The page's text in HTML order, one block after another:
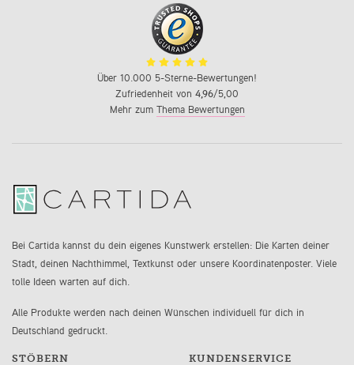
Über 10.000 5-Sterne-Bewertungen!
Zufriedenheit von 4,96/5,00
Mehr zum Thema Bewertungen
Bei Cartida kannst du dein eigenes Kunstwerk erstellen: Die Karten deiner
Stadt, deinen Nachthimmel, Textkunst oder unsere Koordinatenposter. Viele
tolle Ideen warten auf dich.
Alle Produkte werden nach deinen Wünschen individuell für dich in
Deutschland gedruckt.
STÖBERN KUNDENSERVICE